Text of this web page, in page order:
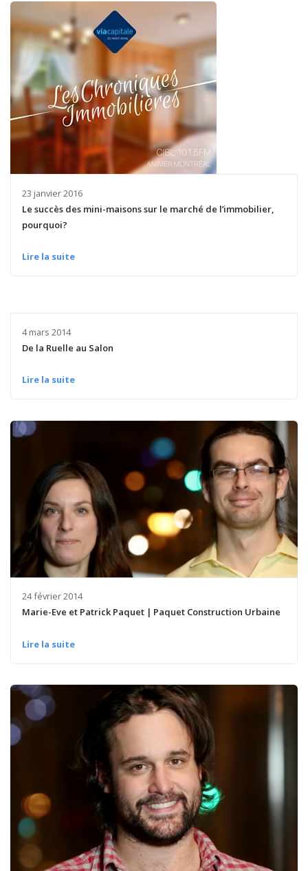
23 janvier 2016
Le succès des mini-maisons sur le marché de l’immobilier,
pourquoi?
Lire la suite
4 mars 2014
De la Ruelle au Salon
Lire la suite
24 février 2014
Marie-Eve et Patrick Paquet | Paquet Construction Urbaine
Lire la suite